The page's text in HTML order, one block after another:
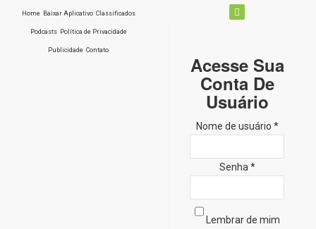
Home Baixar Aplicativo Classificados
Podcasts Política de Privacidade
Publicidade Contato
Acesse Sua
Conta De
Usuário
Nome de usuário *
Senha *
Lembrar de mim